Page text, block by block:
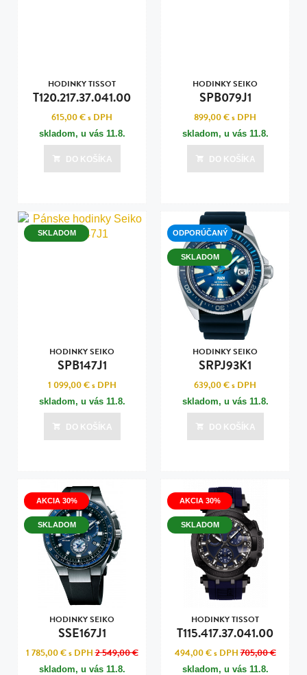
HODINKY TISSOT
T120.217.37.041.00
615,00 €s DPH
skladom, u vás 11.8.
DO KOŠÍKA
HODINKY SEIKO
SPB079J1
899,00 €s DPH
skladom, u vás 11.8.
DO KOŠÍKA
SKLADOM
HODINKY SEIKO
SPB147J1
1 099,00 €s DPH
skladom, u vás 11.8.
DO KOŠÍKA
ODPORÚČANÝ
SKLADOM
HODINKY SEIKO
SRPJ93K1
639,00 €s DPH
skladom, u vás 11.8.
DO KOŠÍKA
AKCIA 30%
SKLADOM
HODINKY SEIKO
SSE167J1
1 785,00 €s DPH2 549,00 €
skladom, u vás 11.8.
AKCIA 30%
SKLADOM
HODINKY TISSOT
T115.417.37.041.00
494,00 €s DPH705,00 €
skladom, u vás 11.8.